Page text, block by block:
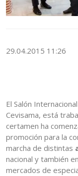
29.04.2015 11:26
El Salón
Cevisama, está
certamen ha
promoción para la
marcha de distintas
nacional y también
mercados de